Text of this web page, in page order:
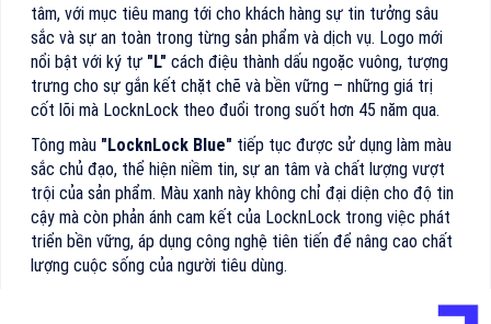
tâm, với mục tiêu mang tới cho khách hàng sự tin tưởng sâu
sắc và sự an toàn trong từng sản phẩm và dịch vụ. Logo mới
nổi bật với ký tự "L" cách điệu thành dấu ngoặc vuông, tượng
trưng cho sự gắn kết chặt chẽ và bền vững – những giá trị
cốt lõi mà LocknLock theo đuổi trong suốt hơn 45 năm qua.
Tông màu "LocknLock Blue" tiếp tục được sử dụng làm màu
sắc chủ đạo, thể hiện niềm tin, sự an tâm và chất lượng vượt
trội của sản phẩm. Màu xanh này không chỉ đại diện cho độ tin
cậy mà còn phản ánh cam kết của LocknLock trong việc phát
triển bền vững, áp dụng công nghệ tiên tiến để nâng cao chất
lượng cuộc sống của người tiêu dùng.